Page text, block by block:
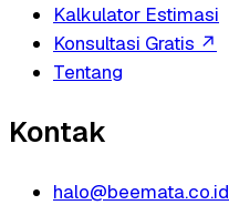
Kalkulator Estimasi
Konsultasi Gratis ↗
Tentang
Kontak
halo@beemata.co.id